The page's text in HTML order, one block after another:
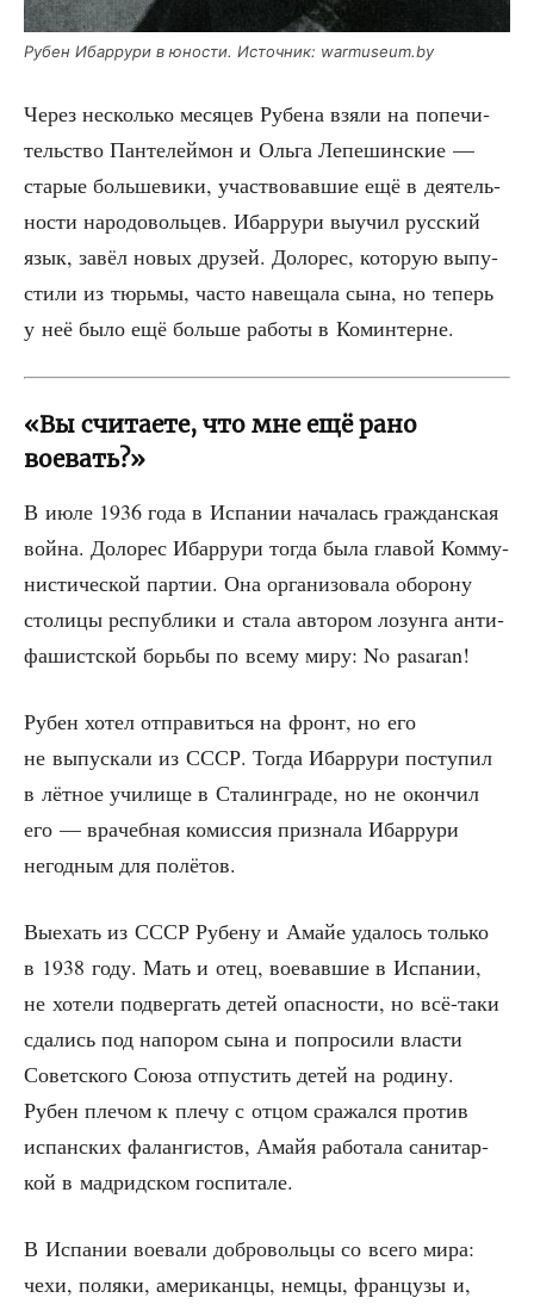
Рубен Ибар­ру­ри в юно­сти. Источ­ник: warmuseum.by
Через несколь­ко меся­цев Рубе­на взя­ли на попе­чи­
тель­ство Пан­те­лей­мон и Оль­га Лепе­шин­ские —
ста­рые боль­ше­ви­ки, участ­во­вав­шие ещё в дея­тель­
но­сти наро­до­воль­цев. Ибар­ру­ри выучил рус­ский
язык, завёл новых дру­зей. Доло­рес, кото­рую выпу­
сти­ли из тюрь­мы, часто наве­ща­ла сына, но теперь
у неё было ещё боль­ше рабо­ты в Коминтерне.
«Вы считаете, что мне ещё рано
воевать?»
В июле 1936 года в Испа­нии нача­лась граж­дан­ская
вой­на. Доло­рес Ибар­ру­ри тогда была гла­вой Ком­му­
ни­сти­че­ской пар­тии. Она орга­ни­зо­ва­ла обо­ро­ну
сто­ли­цы рес­пуб­ли­ки и ста­ла авто­ром лозун­га анти­
фа­шист­ской борь­бы по все­му миру: No pasaran!
Рубен хотел отпра­вить­ся на фронт, но его
не выпус­ка­ли из СССР. Тогда Ибар­ру­ри посту­пил
в лёт­ное учи­ли­ще в Ста­лин­гра­де, но не окон­чил
его — вра­чеб­ная комис­сия при­зна­ла Ибар­ру­ри
негод­ным для полётов.
Выехать из СССР Рубе­ну и Амайе уда­лось толь­ко
в 1938 году. Мать и отец, вое­вав­шие в Испа­нии,
не хоте­ли под­вер­гать детей опас­но­сти, но всё-таки
сда­лись под напо­ром сына и попро­си­ли вла­сти
Совет­ско­го Сою­за отпу­стить детей на роди­ну.
Рубен пле­чом к пле­чу с отцом сра­жал­ся про­тив
испан­ских фалан­ги­стов, Амайя рабо­та­ла сани­тар­
кой в мад­рид­ском госпитале.
В Испа­нии вое­ва­ли доб­ро­воль­цы со все­го мира:
чехи, поля­ки, аме­ри­кан­цы, нем­цы, фран­цу­зы и,